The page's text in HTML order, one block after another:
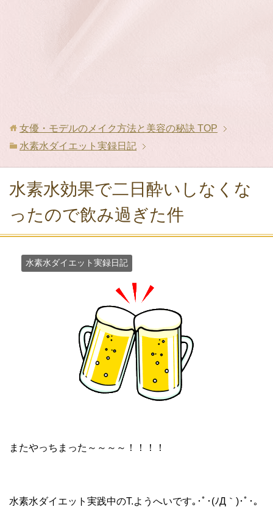
女優・モデルのメイク方法と美容の秘訣 TOP
水素水ダイエット実録日記
水素水効果で二日酔いしなくな
ったので飲み過ぎた件
水素水ダイエット実録日記
またやっちまった～～～～！！！！
水素水ダイエット実践中のT.ようへいです｡･ﾟ･(ﾉД｀)･ﾟ･｡